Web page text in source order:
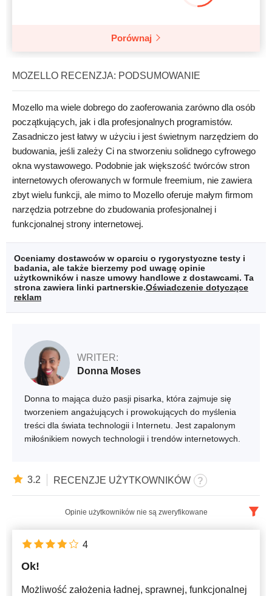
Porównaj
MOZELLO RECENZJA: PODSUMOWANIE
Mozello ma wiele dobrego do zaoferowania zarówno dla osób
początkujących, jak i dla profesjonalnych programistów.
Zasadniczo jest łatwy w użyciu i jest świetnym narzędziem do
budowania, jeśli zależy Ci na stworzeniu solidnego cyfrowego
okna wystawowego. Podobnie jak większość twórców stron
internetowych oferowanych w formule freemium, nie zawiera
zbyt wielu funkcji, ale mimo to Mozello oferuje małym firmom
narzędzia potrzebne do zbudowania profesjonalnej i
funkcjonalnej strony internetowej.
Oceniamy dostawców w oparciu o rygorystyczne testy i
badania, ale także bierzemy pod uwagę opinie
użytkowników i nasze umowy handlowe z dostawcami. Ta
strona zawiera linki partnerskie.Oświadczenie dotyczące
reklam
WRITER:
Donna Moses
Donna to mająca dużo pasji pisarka, która zajmuje się
tworzeniem angażujących i prowokujących do myślenia
treści dla świata technologii i Internetu. Jest zapalonym
miłośnikiem nowych technologii i trendów internetowych.
3.2 RECENZJE UŻYTKOWNIKÓW
Opinie użytkowników nie są zweryfikowane
Ok!
Możliwość założenia ładnej, sprawnej, funkcjonalnej
4